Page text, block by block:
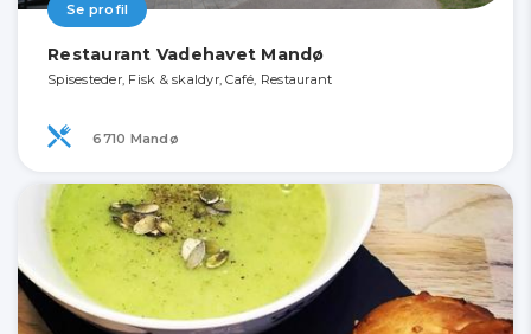
Se profil
Restaurant Vadehavet Mandø
Spisesteder, Fisk & skaldyr, Café, Restaurant
6710 Mandø